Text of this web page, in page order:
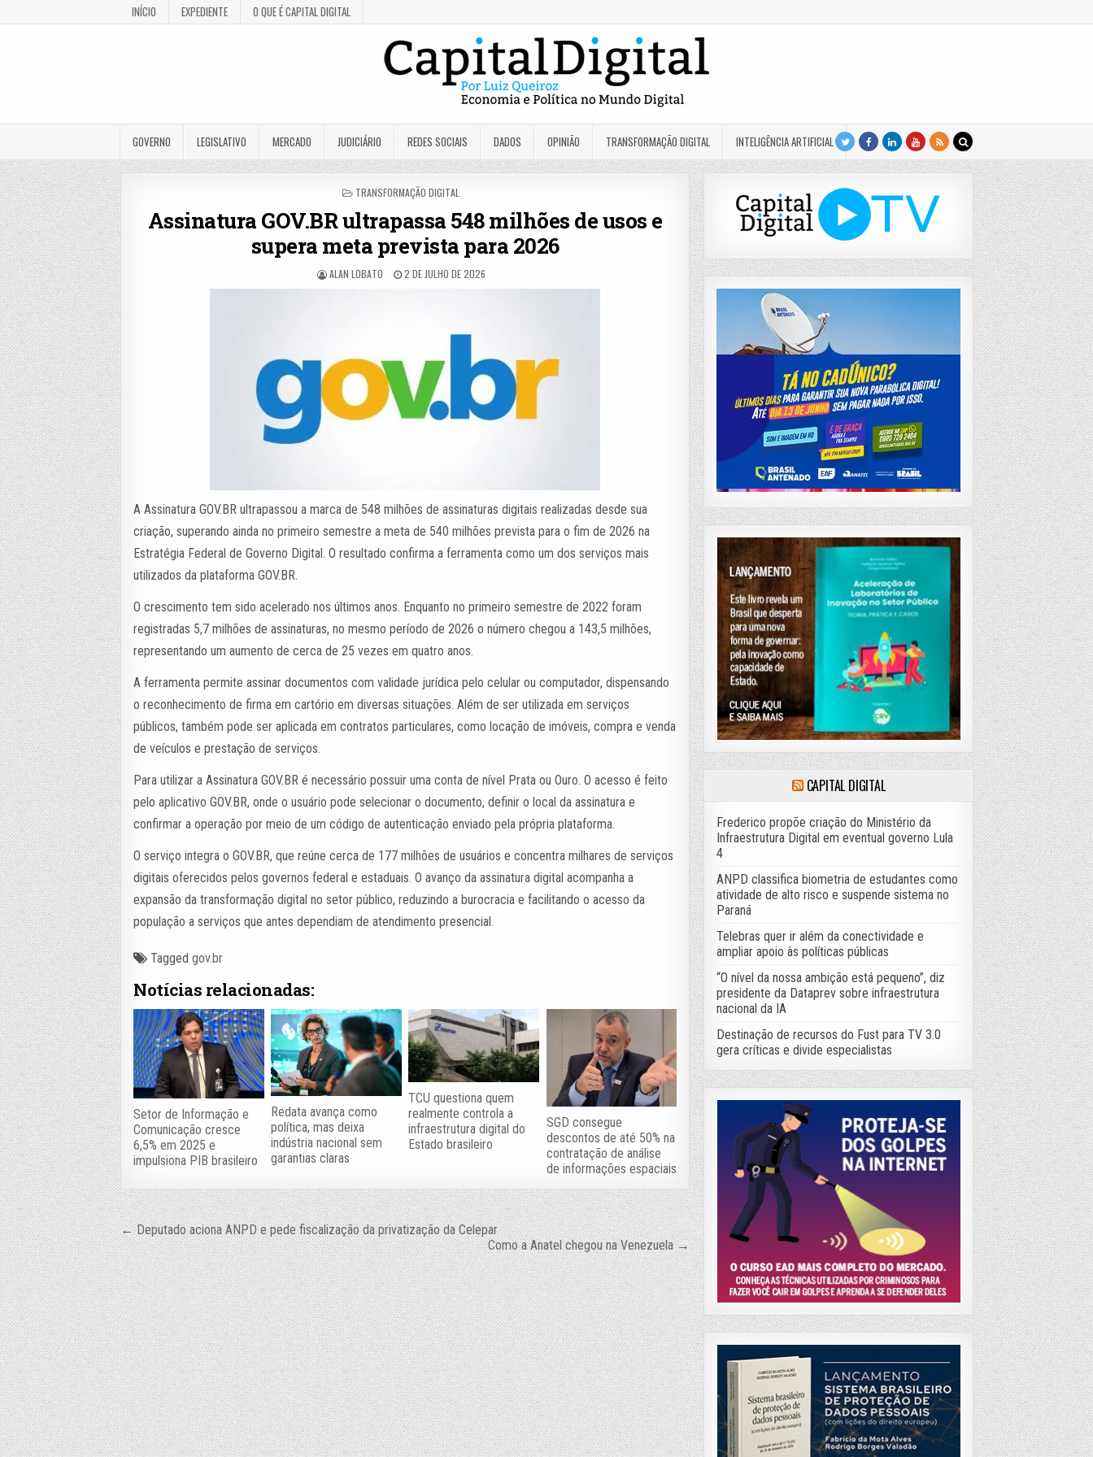
INÍCIO EXPEDIENTE O QUE É CAPITAL DIGITAL
GOVERNO LEGISLATIVO MERCADO JUDICIÁRIO REDES SOCIAIS DADOS OPINIÃO TRANSFORMAÇÃO DIGITAL INTELIGÊNCIA ARTIFICIAL
POSTED
TRANSFORMAÇÃO DIGITAL
Assinatura GOV.BR ultrapassa 548 milhões de usos e
supera meta prevista para 2026
ALAN LOBATO 2 DE JULHO DE 2026
A Assinatura GOV.BR ultrapassou a marca de 548 milhões de assinaturas digitais realizadas desde sua
criação, superando ainda no primeiro semestre a meta de 540 milhões prevista para o fim de 2026 na
Estratégia Federal de Governo Digital. O resultado confirma a ferramenta como um dos serviços mais
utilizados da plataforma GOV.BR.
O crescimento tem sido acelerado nos últimos anos. Enquanto no primeiro semestre de 2022 foram
registradas 5,7 milhões de assinaturas, no mesmo período de 2026 o número chegou a 143,5 milhões,
representando um aumento de cerca de 25 vezes em quatro anos.
A ferramenta permite assinar documentos com validade jurídica pelo celular ou computador, dispensando
o reconhecimento de firma em cartório em diversas situações. Além de ser utilizada em serviços
públicos, também pode ser aplicada em contratos particulares, como locação de imóveis, compra e venda
de veículos e prestação de serviços.
Para utilizar a Assinatura GOV.BR é necessário possuir uma conta de nível Prata ou Ouro. O acesso é feito
pelo aplicativo GOV.BR, onde o usuário pode selecionar o documento, definir o local da assinatura e
confirmar a operação por meio de um código de autenticação enviado pela própria plataforma.
O serviço integra o GOV.BR, que reúne cerca de 177 milhões de usuários e concentra milhares de serviços
digitais oferecidos pelos governos federal e estaduais. O avanço da assinatura digital acompanha a
expansão da transformação digital no setor público, reduzindo a burocracia e facilitando o acesso da
população a serviços que antes dependiam de atendimento presencial.
Taggedgov.br
Notícias relacionadas:
Setor de Informação e
Comunicação cresce
6,5% em 2025 e
impulsiona PIB brasileiro
Redata avança como
política, mas deixa
indústria nacional sem
garantias claras
TCU questiona quem
realmente controla a
infraestrutura digital do
Estado brasileiro
SGD consegue
descontos de até 50% na
contratação de análise
de informações espaciais
Navegação
de
Post
← Deputado aciona ANPD e pede fiscalização da privatização da Celepar
Como a Anatel chegou na Venezuela →
CAPITAL DIGITAL
Frederico propõe criação do Ministério da
Infraestrutura Digital em eventual governo Lula
4
ANPD classifica biometria de estudantes como
atividade de alto risco e suspende sistema no
Paraná
Telebras quer ir além da conectividade e
ampliar apoio às políticas públicas
“O nível da nossa ambição está pequeno”, diz
presidente da Dataprev sobre infraestrutura
nacional da IA
Destinação de recursos do Fust para TV 3.0
gera críticas e divide especialistas